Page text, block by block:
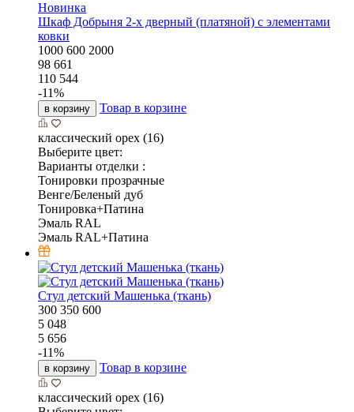
Новинка
Шкаф Добрыня 2-х дверный (платяной) с элементами
ковки
1000 600 2000
98 661
110 544
-11%
в корзину Товар в корзине
классический орех (16)
Выберите цвет:
Варианты отделки :
Тонировки прозрачные
Венге/Беленый дуб
Тонировка+Патина
Эмаль RAL
Эмаль RAL+Патина
Стул детский Машенька (ткань)
300 350 600
5 048
5 656
-11%
в корзину Товар в корзине
классический орех (16)